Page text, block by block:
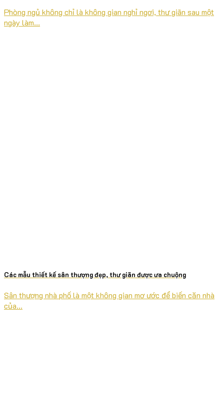
Phòng ngủ không chỉ là không gian nghỉ ngơi, thư giãn sau một
ngày làm...
Các mẫu thiết kế sân thượng đẹp, thư giãn được ưa chuộng
Sân thượng nhà phố là một không gian mơ ước để biến căn nhà
của...